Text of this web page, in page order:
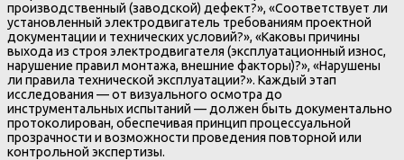
производственный (заводской) дефект?», «Соответствует ли
установленный электродвигатель требованиям проектной
документации и технических условий?», «Каковы причины
выхода из строя электродвигателя (эксплуатационный износ,
нарушение правил монтажа, внешние факторы)?», «Нарушены
ли правила технической эксплуатации?». Каждый этап
исследования — от визуального осмотра до
инструментальных испытаний — должен быть документально
протоколирован, обеспечивая принцип процессуальной
прозрачности и возможности проведения повторной или
контрольной экспертизы.